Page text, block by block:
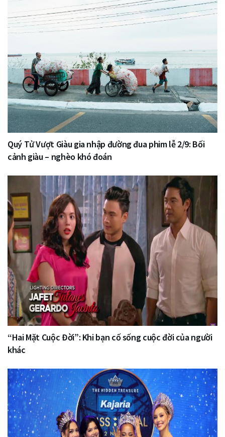
Quý Tử Vượt Giàu gia nhập đường đua phim lễ 2/9: Bối
cảnh giàu – nghèo khó đoán
“Hai Mặt Cuộc Đời”: Khi bạn cố sống cuộc đời của người
khác